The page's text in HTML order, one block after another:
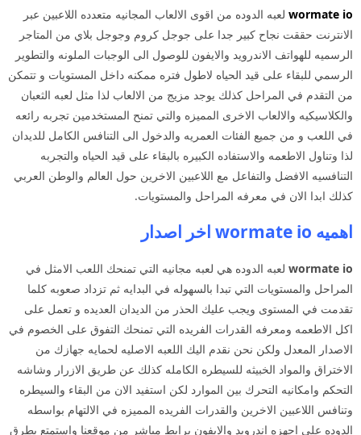
wormate io لعبه الدوده من اقوى الالعاب المجانيه متعدده اللاعبين عبر
الانترنت حققت نجاح كبير جدا على جوجل كروم وجوجل بلاي من المتاجر
الرسميه للهواتف الاندرويد والايفون للوصول الى الوجبات الملونه والتطوير
الرسمي للبقاء على قيد الحياه لاطول فتره ممكنه داخل المستويات و تتمكن
من التقدم في المراحل كذلك يوجد مزيج من الالعاب لذا مثل لعبه الثعبان
والكلاسيكيه والالعاب الاخرى المميزه والتي تمنح المستخدمين تجربه رائعه
في اللعب و من جميع الفئات العمريه والدخول الى التنافس الكامل للديدان
لذا وتناول الاطعمه والاستفاده الكبيره بالبقاء على قيد الحياه والتجربه
التنافسيه الافضل والتفاعل مع اللاعبين الاخرين حول العالم والوطن العربي
كذلك ابدا الان في معرفه المراحل والمستويات.
اهميه wormate io اخر اصدار
wormate io لعبه الدوده هي لعبه مجانيه التي تمنحك اللعب الامثل في
المراحل والمستويات التي تبدا بالسهوله في البدايه ثم تزداد صعوبه كلما
تقدمت في المستوى ويجب عليك الحذر من الديدان العديده و تعمل على
اكل الاطعمه ومعرفه القدرات الفريده التي تمنحك التفوق على الخصوم في
الاصدار المعدل ولكن نحن نقدم اليك اللعبه الاصليه لحمايه جهازك من
الاختراق والمواد الخبيثه للسيطره الكامله كذلك عن طريق الازرار وشاشه
التحكم وامكانيه التحرك بين الموارد لكن استفيد الان من البقاء والسيطره
وتنافس اللاعبين الاخرين والقدرات الفريده المميزه في الالتهام بواسطه
الدوده على اجهزه اندرويد والايفون برابط مباشر من موقعنا واستمتع بطرق